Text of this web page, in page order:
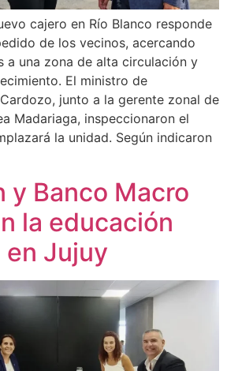
cajero en Río Blanco responde
de los vecinos, acercando
a una zona de alta circulación y
El ministro de
junto a la gerente zonal de
Madariaga, inspeccionaron el
la unidad. Según indicaron
y Banco Macro
la educación
Jujuy